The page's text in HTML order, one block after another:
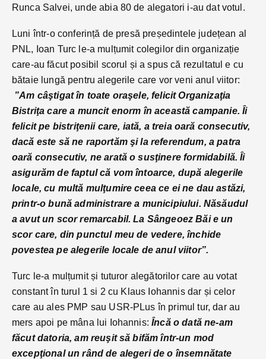
Runca Salvei, unde abia 80 de alegatori i-au dat votul.
Luni într-o conferință de presă președintele județean al
PNL, Ioan Turc le-a mulțumit colegilor din organizație
care-au făcut posibil scorul și a spus că rezultatul e cu
bătaie lungă pentru alegerile care vor veni anul viitor:
”Am câştigat în toate oraşele, felicit Organizaţia
Bistriţa care a muncit enorm în această campanie. Îi
felicit pe bistriţenii care, iată, a treia oară consecutiv,
dacă este să ne raportăm şi la referendum, a patra
oară consecutiv, ne arată o susţinere formidabilă. Îi
asigurăm de faptul că vom întoarce, după alegerile
locale, cu multă mulţumire ceea ce ei ne dau astăzi,
printr-o bună administrare a municipiului. Năsăudul
a avut un scor remarcabil. La Sângeoez Băi e un
scor care, din punctul meu de vedere, închide
povestea pe alegerile locale de anul viitor”.
Turc le-a mulțumit și tuturor alegătorilor care au votat
constant în turul 1 si 2 cu Klaus Iohannis dar și celor
care au ales PMP sau USR-PLus în primul tur, dar au
mers apoi pe mâna lui Iohannis:Încă o dată ne-am
făcut datoria, am reuşit să bifăm într-un mod
excepţional un rând de alegeri de o însemnătate